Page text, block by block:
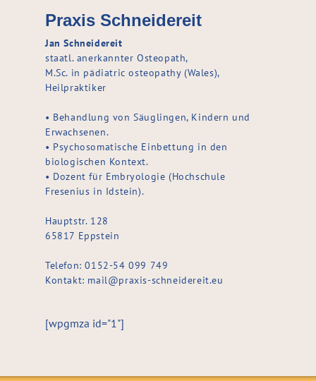
Praxis Schneidereit
Jan Schneidereit
staatl. anerkannter Osteopath,
M.Sc. in pädiatric osteopathy (Wales),
Heilpraktiker
• Behandlung von Säuglingen, Kindern und
Erwachsenen.
• Psychosomatische Einbettung in den
biologischen Kontext.
• Dozent für Embryologie (Hochschule
Fresenius in Idstein).
Hauptstr. 128
65817 Eppstein
Telefon: 0152-54 099 749
Kontakt: mail@praxis-schneidereit.eu
[wpgmza id="1"]